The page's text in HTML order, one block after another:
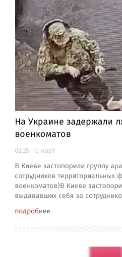
На Украине задержали
военкоматов
02:25, 10 март
В Киеве застопорили группу
сотрудников территориальных
военкоматов)В Киеве
выдававших себя за
подробнее